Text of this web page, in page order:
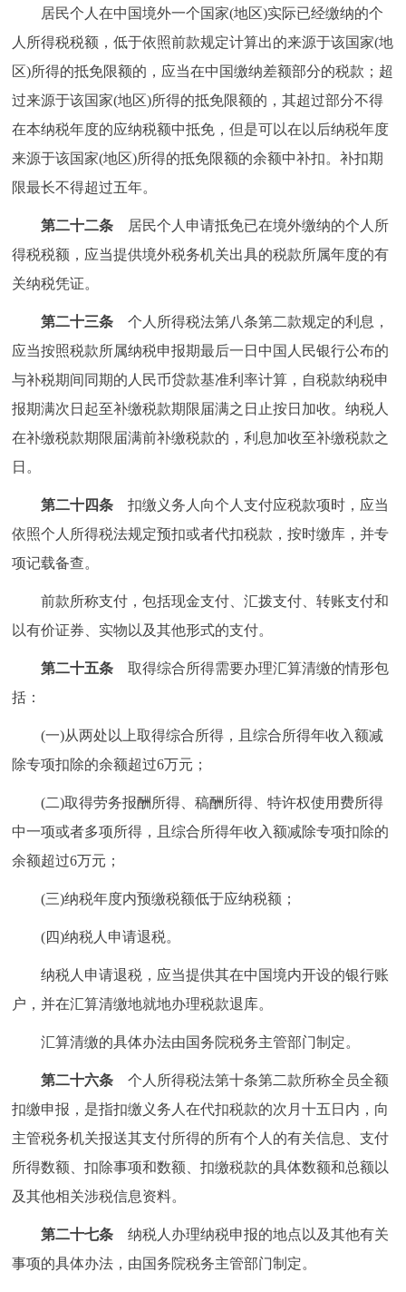
居民个人在中国境外一个国家(地区)实际已经缴纳的个
人所得税税额，低于依照前款规定计算出的来源于该国家(地
区)所得的抵免限额的，应当在中国缴纳差额部分的税款；超
过来源于该国家(地区)所得的抵免限额的，其超过部分不得
在本纳税年度的应纳税额中抵免，但是可以在以后纳税年度
来源于该国家(地区)所得的抵免限额的余额中补扣。补扣期
限最长不得超过五年。
第二十二条 居民个人申请抵免已在境外缴纳的个人所
得税税额，应当提供境外税务机关出具的税款所属年度的有
关纳税凭证。
第二十三条 个人所得税法第八条第二款规定的利息，
应当按照税款所属纳税申报期最后一日中国人民银行公布的
与补税期间同期的人民币贷款基准利率计算，自税款纳税申
报期满次日起至补缴税款期限届满之日止按日加收。纳税人
在补缴税款期限届满前补缴税款的，利息加收至补缴税款之
日。
第二十四条 扣缴义务人向个人支付应税款项时，应当
依照个人所得税法规定预扣或者代扣税款，按时缴库，并专
项记载备查。
前款所称支付，包括现金支付、汇拨支付、转账支付和
以有价证券、实物以及其他形式的支付。
第二十五条 取得综合所得需要办理汇算清缴的情形包
括：
(一)从两处以上取得综合所得，且综合所得年收入额减
除专项扣除的余额超过6万元；
(二)取得劳务报酬所得、稿酬所得、特许权使用费所得
中一项或者多项所得，且综合所得年收入额减除专项扣除的
余额超过6万元；
(三)纳税年度内预缴税额低于应纳税额；
(四)纳税人申请退税。
纳税人申请退税，应当提供其在中国境内开设的银行账
户，并在汇算清缴地就地办理税款退库。
汇算清缴的具体办法由国务院税务主管部门制定。
第二十六条 个人所得税法第十条第二款所称全员全额
扣缴申报，是指扣缴义务人在代扣税款的次月十五日内，向
主管税务机关报送其支付所得的所有个人的有关信息、支付
所得数额、扣除事项和数额、扣缴税款的具体数额和总额以
及其他相关涉税信息资料。
第二十七条 纳税人办理纳税申报的地点以及其他有关
事项的具体办法，由国务院税务主管部门制定。